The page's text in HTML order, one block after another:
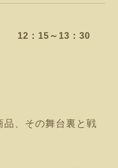
12：15～13：30
、その舞台裏と戦